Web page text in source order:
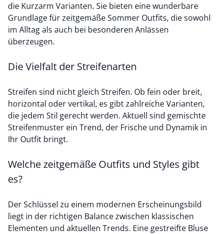
die Kurzarm Varianten. Sie bieten eine wunderbare
Grundlage für zeitgemäße Sommer Outfits, die sowohl
im Alltag als auch bei besonderen Anlässen
überzeugen.
Die Vielfalt der Streifenarten
Streifen sind nicht gleich Streifen. Ob fein oder breit,
horizontal oder vertikal, es gibt zahlreiche Varianten,
die jedem Stil gerecht werden. Aktuell sind gemischte
Streifenmuster ein Trend, der Frische und Dynamik in
Ihr Outfit bringt.
Welche zeitgemäße Outfits und Styles gibt
es?
Der Schlüssel zu einem modernen Erscheinungsbild
liegt in der richtigen Balance zwischen klassischen
Elementen und aktuellen Trends. Eine gestreifte Bluse